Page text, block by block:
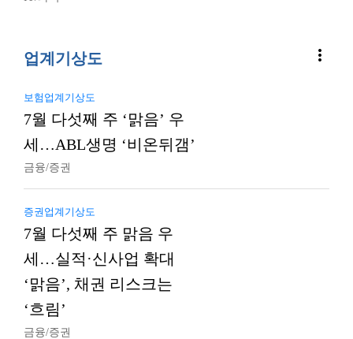
업계기상도 more_vert
보험업계기상도
7월 다섯째 주 ‘맑음’ 우
세…ABL생명 ‘비온뒤갬’
금융/증권
증권업계기상도
7월 다섯째 주 맑음 우
세…실적·신사업 확대
‘맑음’, 채권 리스크는
‘흐림’
금융/증권